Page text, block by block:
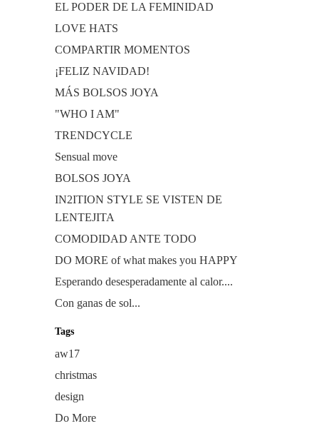
EL PODER DE LA FEMINIDAD
LOVE HATS
COMPARTIR MOMENTOS
¡FELIZ NAVIDAD!
MÁS BOLSOS JOYA
"WHO I AM"
TRENDCYCLE
Sensual move
BOLSOS JOYA
IN2ITION STYLE SE VISTEN DE
LENTEJITA
COMODIDAD ANTE TODO
DO MORE of what makes you HAPPY
Esperando desesperadamente al calor....
Con ganas de sol...
Tags
aw17
christmas
design
Do More